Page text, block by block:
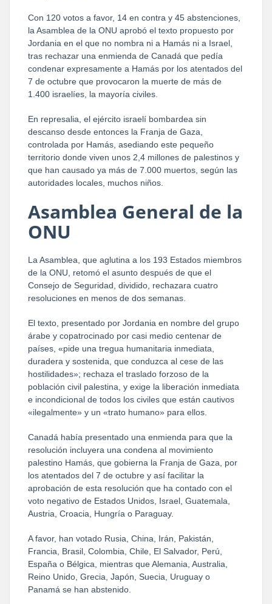
Con 120 votos a favor, 14 en contra y 45 abstenciones,
la Asamblea de la ONU aprobó el texto propuesto por
Jordania en el que no nombra ni a Hamás ni a Israel,
tras rechazar una enmienda de Canadá que pedía
condenar expresamente a Hamás por los atentados del
7 de octubre que provocaron la muerte de más de
1.400 israelíes, la mayoría civiles.
En represalia, el ejército israelí bombardea sin
descanso desde entonces la Franja de Gaza,
controlada por Hamás, asediando este pequeño
territorio donde viven unos 2,4 millones de palestinos y
que han causado ya más de 7.000 muertos, según las
autoridades locales, muchos niños.
Asamblea General de la
ONU
La Asamblea, que aglutina a los 193 Estados miembros
de la ONU, retomó el asunto después de que el
Consejo de Seguridad, dividido, rechazara cuatro
resoluciones en menos de dos semanas.
El texto, presentado por Jordania en nombre del grupo
árabe y copatrocinado por casi medio centenar de
países, «pide una tregua humanitaria inmediata,
duradera y sostenida, que conduzca al cese de las
hostilidades»; rechaza el traslado forzoso de la
población civil palestina, y exige la liberación inmediata
e incondicional de todos los civiles que están cautivos
«ilegalmente» y un «trato humano» para ellos.
Canadá había presentado una enmienda para que la
resolución incluyera una condena al movimiento
palestino Hamás, que gobierna la Franja de Gaza, por
los atentados del 7 de octubre y así facilitar la
aprobación de esta resolución que ha contado con el
voto negativo de Estados Unidos, Israel, Guatemala,
Austria, Croacia, Hungría o Paraguay.
A favor, han votado Rusia, China, Irán, Pakistán,
Francia, Brasil, Colombia, Chile, El Salvador, Perú,
España o Bélgica, mientras que Alemania, Australia,
Reino Unido, Grecia, Japón, Suecia, Uruguay o
Panamá se han abstenido.